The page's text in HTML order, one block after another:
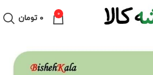
0 ۰ تومان